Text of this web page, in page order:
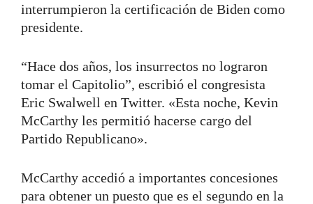
interrumpieron la certificación de Biden como
presidente.
“Hace dos años, los insurrectos no lograron
tomar el Capitolio”, escribió el congresista
Eric Swalwell en Twitter. «Esta noche, Kevin
McCarthy les permitió hacerse cargo del
Partido Republicano».
McCarthy accedió a importantes concesiones
para obtener un puesto que es el segundo en la